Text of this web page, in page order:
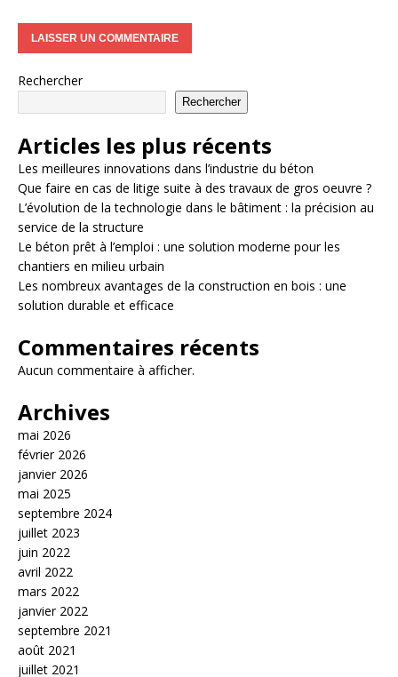
Rechercher
Rechercher
Articles les plus récents
Les meilleures innovations dans l’industrie du béton
Que faire en cas de litige suite à des travaux de gros oeuvre ?
L’évolution de la technologie dans le bâtiment : la précision au
service de la structure
Le béton prêt à l’emploi : une solution moderne pour les
chantiers en milieu urbain
Les nombreux avantages de la construction en bois : une
solution durable et efficace
Commentaires récents
Aucun commentaire à afficher.
Archives
mai 2026
février 2026
janvier 2026
mai 2025
septembre 2024
juillet 2023
juin 2022
avril 2022
mars 2022
janvier 2022
septembre 2021
août 2021
juillet 2021